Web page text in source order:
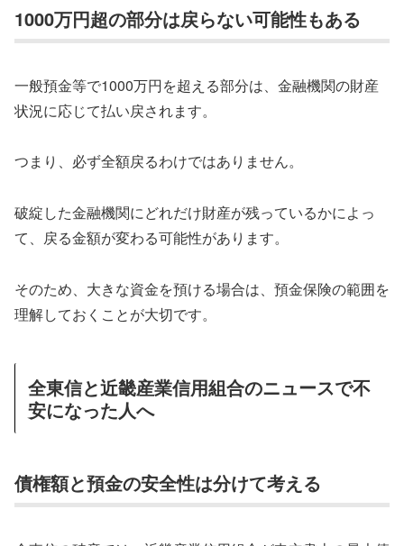
1000万円超の部分は戻らない可能性もある
一般預金等で1000万円を超える部分は、金融機関の財産
状況に応じて払い戻されます。
つまり、必ず全額戻るわけではありません。
破綻した金融機関にどれだけ財産が残っているかによっ
て、戻る金額が変わる可能性があります。
そのため、大きな資金を預ける場合は、預金保険の範囲を
理解しておくことが大切です。
全東信と近畿産業信用組合のニュースで不
安になった人へ
債権額と預金の安全性は分けて考える